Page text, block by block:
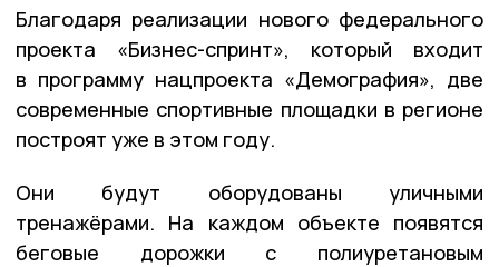
Благодаря реализации нового федерального
проекта «Бизнес-спринт», который входит
в программу нацпроекта «Демография», две
современные спортивные площадки в регионе
построят уже в этом году.
Они будут оборудованы уличными
тренажёрами. На каждом объекте появятся
беговые дорожки с полиуретановым